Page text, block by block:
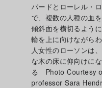
パードとローレル・
で、複数の人種の血
傾斜面を横切るよう
輪を上に向けながら
人女性のローソンは
な木の床に仰向けに
る Photo Courtesy
professor Sara